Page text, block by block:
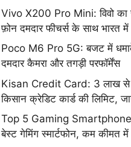
Vivo X200 Pro Mini: विवो का
फ़ोन दमदार फीचर्स के साथ भारत में
Poco M6 Pro 5G: बजट में
दमदार कैमरा और तगड़ी परफॉर्मेंस
Kisan Credit Card: 3 लाख
किसान क्रेडिट कार्ड की लिमिट,
Top 5 Gaming
बेस्ट गेमिंग स्मार्टफोन, कम कीमत